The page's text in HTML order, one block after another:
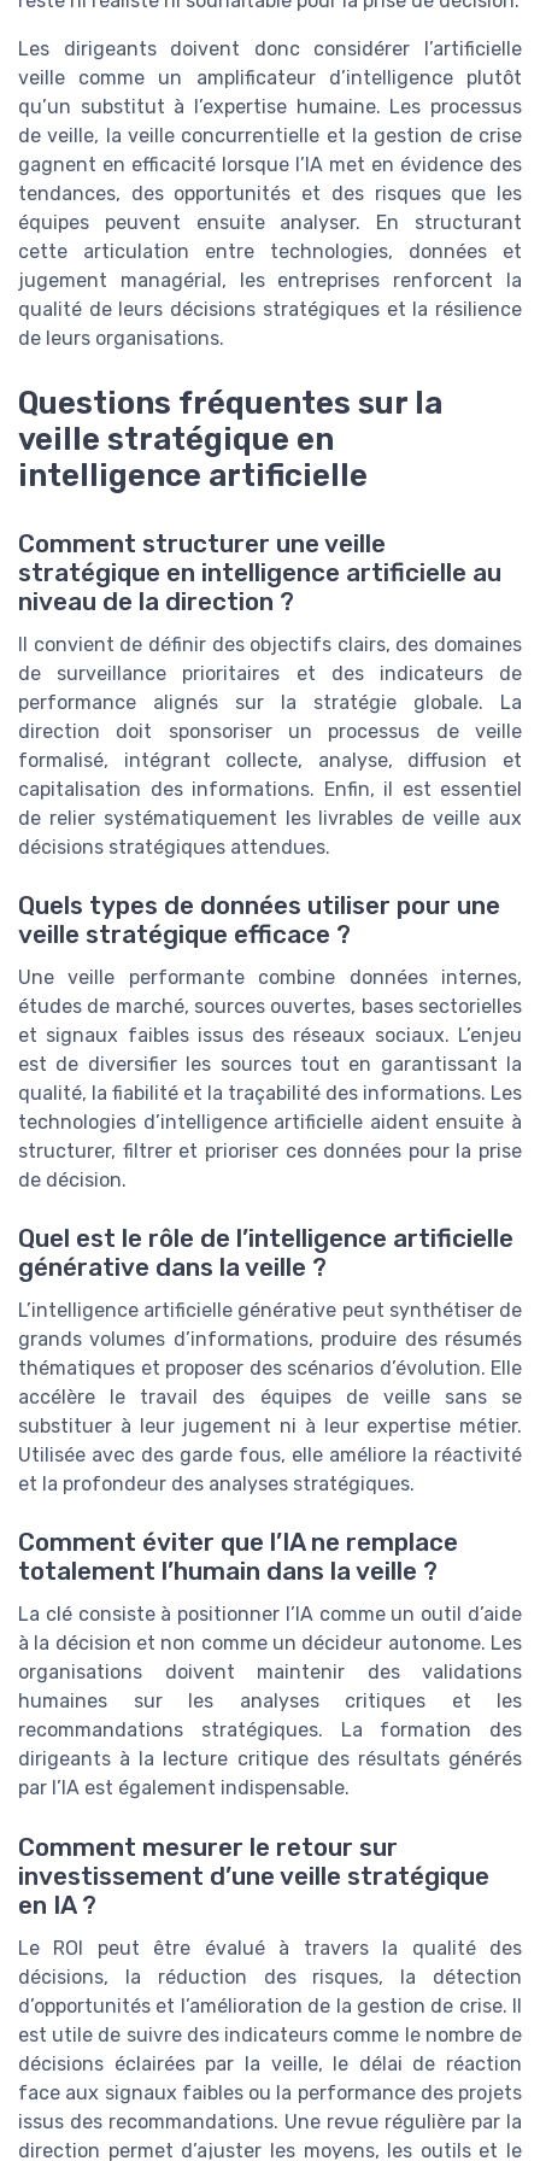
Les dirigeants doivent donc considérer l’artificielle
veille comme un amplificateur d’intelligence plutôt
qu’un substitut à l’expertise humaine. Les processus
de veille, la veille concurrentielle et la gestion de crise
gagnent en efficacité lorsque l’IA met en évidence des
tendances, des opportunités et des risques que les
équipes peuvent ensuite analyser. En structurant
cette articulation entre technologies, données et
jugement managérial, les entreprises renforcent la
qualité de leurs décisions stratégiques et la résilience
de leurs organisations.
Questions fréquentes sur la
veille stratégique en
intelligence artificielle
Comment structurer une veille
stratégique en intelligence artificielle au
niveau de la direction ?
Il convient de définir des objectifs clairs, des domaines
de surveillance prioritaires et des indicateurs de
performance alignés sur la stratégie globale. La
direction doit sponsoriser un processus de veille
formalisé, intégrant collecte, analyse, diffusion et
capitalisation des informations. Enfin, il est essentiel
de relier systématiquement les livrables de veille aux
décisions stratégiques attendues.
Quels types de données utiliser pour une
veille stratégique efficace ?
Une veille performante combine données internes,
études de marché, sources ouvertes, bases sectorielles
et signaux faibles issus des réseaux sociaux. L’enjeu
est de diversifier les sources tout en garantissant la
qualité, la fiabilité et la traçabilité des informations. Les
technologies d’intelligence artificielle aident ensuite à
structurer, filtrer et prioriser ces données pour la prise
de décision.
Quel est le rôle de l’intelligence artificielle
générative dans la veille ?
L’intelligence artificielle générative peut synthétiser de
grands volumes d’informations, produire des résumés
thématiques et proposer des scénarios d’évolution. Elle
accélère le travail des équipes de veille sans se
substituer à leur jugement ni à leur expertise métier.
Utilisée avec des garde fous, elle améliore la réactivité
et la profondeur des analyses stratégiques.
Comment éviter que l’IA ne remplace
totalement l’humain dans la veille ?
La clé consiste à positionner l’IA comme un outil d’aide
à la décision et non comme un décideur autonome. Les
organisations doivent maintenir des validations
humaines sur les analyses critiques et les
recommandations stratégiques. La formation des
dirigeants à la lecture critique des résultats générés
par l’IA est également indispensable.
Comment mesurer le retour sur
investissement d’une veille stratégique
en IA ?
Le ROI peut être évalué à travers la qualité des
décisions, la réduction des risques, la détection
d’opportunités et l’amélioration de la gestion de crise. Il
est utile de suivre des indicateurs comme le nombre de
décisions éclairées par la veille, le délai de réaction
face aux signaux faibles ou la performance des projets
issus des recommandations. Une revue régulière par la
direction permet d’ajuster les moyens, les outils et le